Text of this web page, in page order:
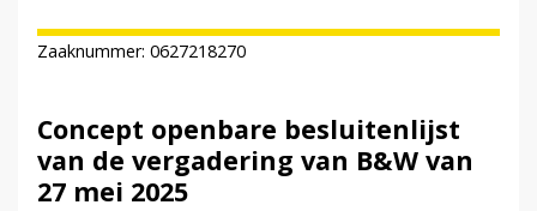
Zaaknummer: 0627218270
Concept openbare besluitenlijst
van de vergadering van B&W van
27 mei 2025